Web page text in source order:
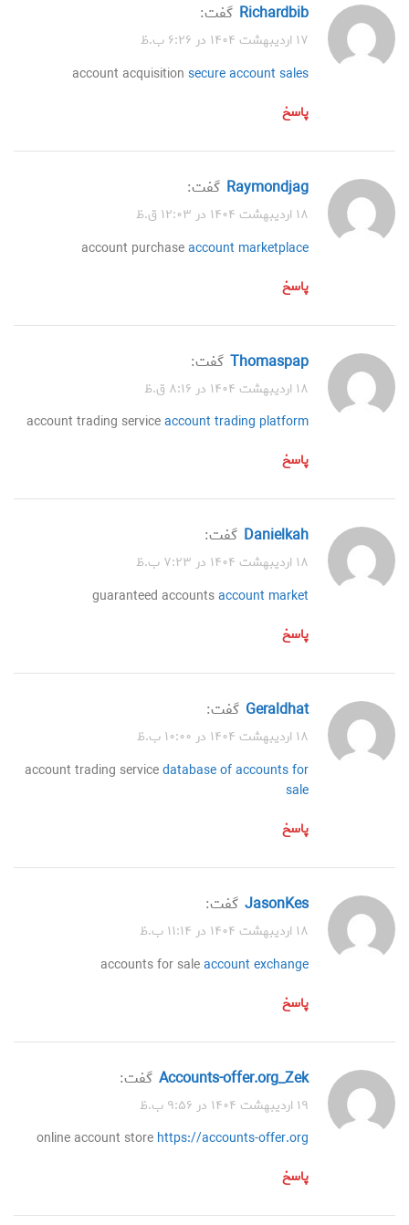
Richardbib گفت:
۱۷ اردیبهشت ۱۴۰۴ در ۶:۲۶ ب.ظ
account acquisition secure account sales
پاسخ
Raymondjag گفت:
۱۸ اردیبهشت ۱۴۰۴ در ۱۲:۰۳ ق.ظ
account purchaseaccount marketplace
پاسخ
Thomaspap گفت:
۱۸ اردیبهشت ۱۴۰۴ در ۸:۱۶ ق.ظ
account trading serviceaccount trading platform
پاسخ
Danielkah گفت:
۱۸ اردیبهشت ۱۴۰۴ در ۷:۲۳ ب.ظ
guaranteed accountsaccount market
پاسخ
Geraldhat گفت:
۱۸ اردیبهشت ۱۴۰۴ در ۱۰:۰۰ ب.ظ
account trading servicedatabase of accounts for
sale
پاسخ
JasonKes گفت:
۱۸ اردیبهشت ۱۴۰۴ در ۱۱:۱۴ ب.ظ
accounts for saleaccount exchange
پاسخ
accounts-offer.org_Zek گفت:
۱۹ اردیبهشت ۱۴۰۴ در ۹:۵۶ ب.ظ
online account store https://accounts-offer.org
پاسخ